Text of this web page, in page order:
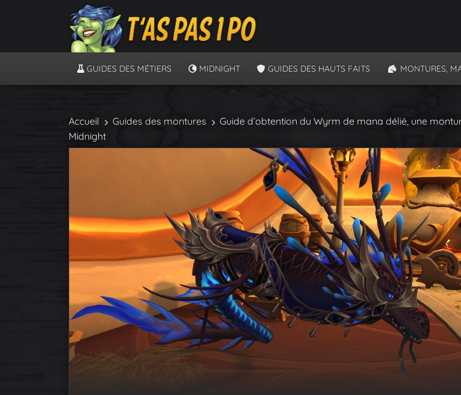
GUIDES DES MÉTIERS MIDNIGHT GUIDES DES HAUTS FAITS MONTURES,
Accueil Guides des montures
Guide d’obtention du Wyrm de mana délié, une
Midnight